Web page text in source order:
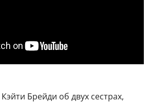
Брейди об двух сестрах,